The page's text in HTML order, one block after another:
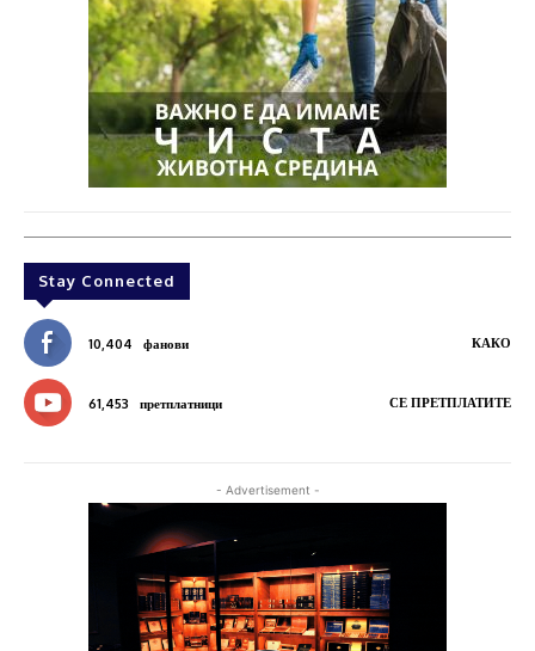
Stay Connected
10,404 фанови КАКО
61,453 претплатници СЕ ПРЕТПЛАТИТЕ
- Advertisement -